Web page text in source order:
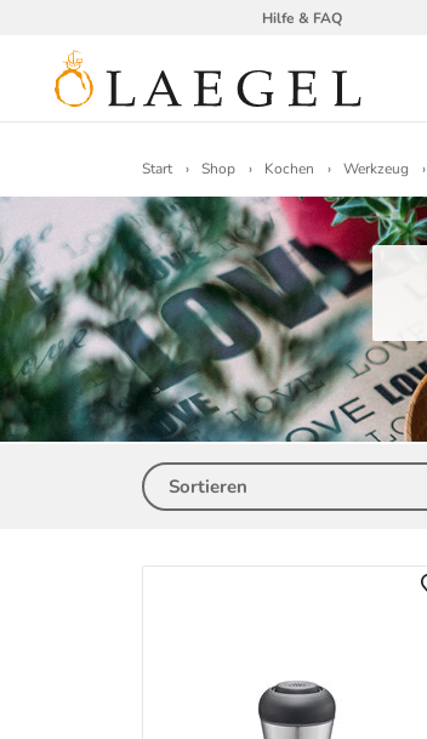
Hilfe & FAQ
Start Shop Kochen Werkzeug
Sortieren